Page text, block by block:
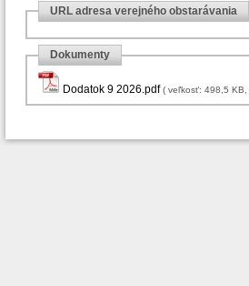
URL adresa verejného obstarávania
Dokumenty
Dodatok 9 2026.pdf